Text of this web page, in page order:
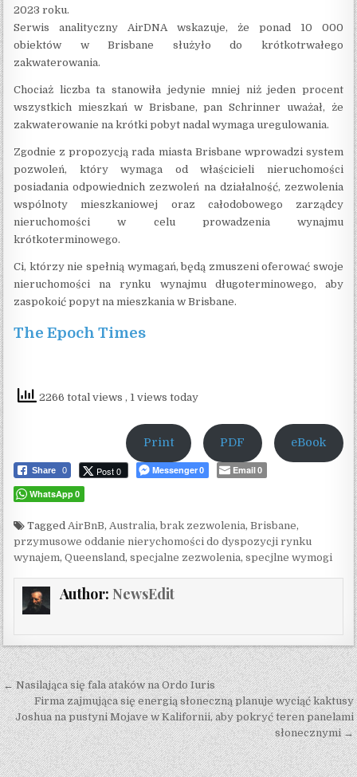
2023 roku.
Serwis analityczny AirDNA wskazuje, że ponad 10 000
obiektów w Brisbane służyło do krótkotrwałego
zakwaterowania.
Chociaż liczba ta stanowiła jedynie mniej niż jeden procent
wszystkich mieszkań w Brisbane, pan Schrinner uważał, że
zakwaterowanie na krótki pobyt nadal wymaga uregulowania.
Zgodnie z propozycją rada miasta Brisbane wprowadzi system
pozwoleń, który wymaga od właścicieli nieruchomości
posiadania odpowiednich zezwoleń na działalność, zezwolenia
wspólnoty mieszkaniowej oraz całodobowego zarządcy
nieruchomości w celu prowadzenia wynajmu
krótkoterminowego.
Ci, którzy nie spełnią wymagań, będą zmuszeni oferować swoje
nieruchomości na rynku wynajmu długoterminowego, aby
zaspokoić popyt na mieszkania w Brisbane.
The Epoch Times
2266 total views, 1 views today
Print PDF eBook
Share 0 Post 0 Messenger 0 Email 0
WhatsApp 0
Tagged AirBnB, Australia,brak zezwolenia,Brisbane,
przymusowe oddanie nierychomości do dyspozycji rynku
wynajem,Queensland,specjalne zezwolenia,specjlne wymogi
Author: NewsEdit
Post navigation
← Nasilająca się fala ataków na Ordo Iuris
Firma zajmująca się energią słoneczną planuje wyciąć kaktusy
Joshua na pustyni Mojave w Kalifornii, aby pokryć teren panelami
słonecznymi →